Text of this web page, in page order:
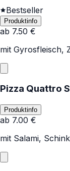
Bestseller
Produktinfo
ab 7.50 €
mit Gyrosfleisch,
Pizza Quattro
Produktinfo
ab 7.00 €
mit Salami,